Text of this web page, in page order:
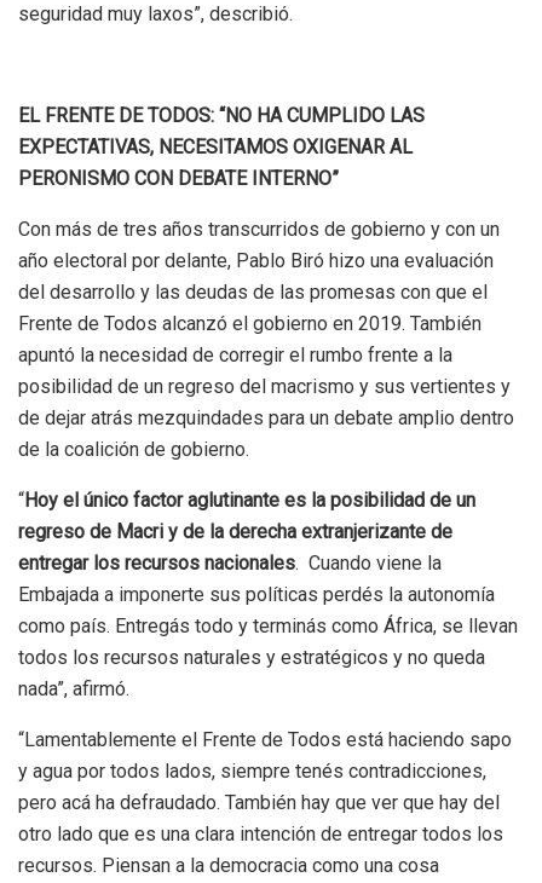
seguridad muy laxos”, describió.
EL FRENTE DE TODOS: “NO HA CUMPLIDO LAS
EXPECTATIVAS, NECESITAMOS OXIGENAR AL
PERONISMO CON DEBATE INTERNO”
Con más de tres años transcurridos de gobierno y con un
año electoral por delante, Pablo Biró hizo una evaluación
del desarrollo y las deudas de las promesas con que el
Frente de Todos alcanzó el gobierno en 2019. También
apuntó la necesidad de corregir el rumbo frente a la
posibilidad de un regreso del macrismo y sus vertientes y
de dejar atrás mezquindades para un debate amplio dentro
de la coalición de gobierno.
“Hoy el único factor aglutinante es la posibilidad de un
regreso de Macri y de la derecha extranjerizante de
entregar los recursos nacionales. Cuando viene la
Embajada a imponerte sus políticas perdés la autonomía
como país. Entregás todo y terminás como África, se llevan
todos los recursos naturales y estratégicos y no queda
nada”, afirmó.
“Lamentablemente el Frente de Todos está haciendo sapo
y agua por todos lados, siempre tenés contradicciones,
pero acá ha defraudado. También hay que ver que hay del
otro lado que es una clara intención de entregar todos los
recursos. Piensan a la democracia como una cosa